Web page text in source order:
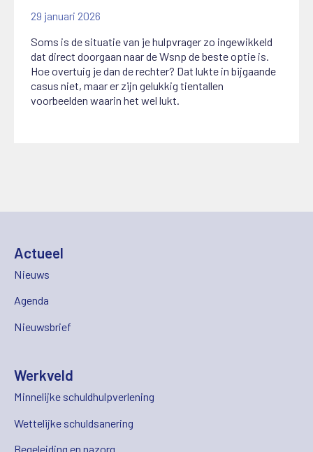
29 januari 2026
Soms is de situatie van je hulpvrager zo ingewikkeld
dat direct doorgaan naar de Wsnp de beste optie is.
Hoe overtuig je dan de rechter? Dat lukte in bijgaande
casus niet, maar er zijn gelukkig tientallen
voorbeelden waarin het wel lukt.
Actueel
Nieuws
Agenda
Nieuwsbrief
Werkveld
Minnelijke schuldhulpverlening
Wettelijke schuldsanering
Begeleiding en nazorg